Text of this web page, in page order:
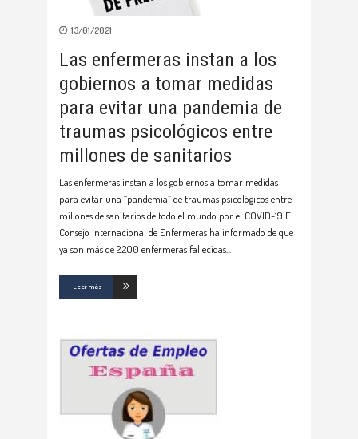
13/01/2021
Las enfermeras instan a los
gobiernos a tomar medidas
para evitar una pandemia de
traumas psicológicos entre
millones de sanitarios
Las enfermeras instan a los gobiernos a tomar medidas
para evitar una “pandemia” de traumas psicológicos entre
millones de sanitarios de todo el mundo por el COVID-19 El
Consejo Internacional de Enfermeras ha informado de que
ya son más de 2.200 enfermeras fallecidas
Leer más